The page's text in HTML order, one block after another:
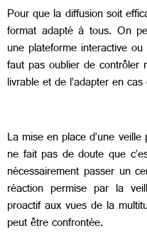
Pour que la diffusion soit
format adapté à tous. On
une plateforme interactive
faut pas oublier de contrôler
livrable et de l’adapter en
La mise en place d’une
ne fait pas de doute que
nécessairement passer un
réaction permise par la
proactif aux vues de la
peut être confrontée.